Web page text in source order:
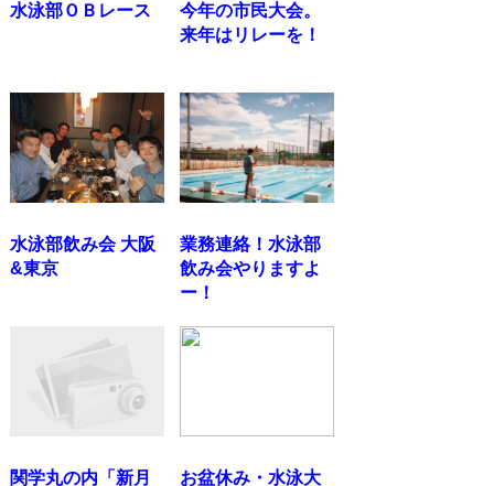
水泳部ＯＢレース
今年の市民大会。
来年はリレーを！
水泳部飲み会 大阪
&東京
業務連絡！水泳部
飲み会やりますよ
ー！
関学丸の内「新月
お盆休み・水泳大